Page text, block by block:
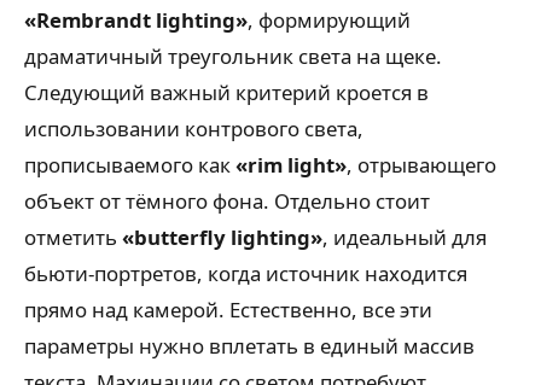
«Rembrandt lighting», формирующий
драматичный треугольник света на щеке.
Следующий важный критерий кроется в
использовании контрового света,
прописываемого как«rim light», отрывающего
объект от тёмного фона. Отдельно стоит
отметить «butterfly lighting», идеальный для
бьюти-портретов, когда источник находится
прямо над камерой. Естественно, все эти
параметры нужно вплетать в единый массив